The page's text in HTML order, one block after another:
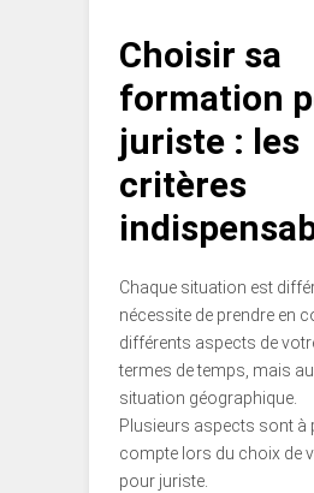
Choisir sa
formation
juriste : les
critères
Chaque situation est
nécessite de prendre en
différents aspects de
termes de temps, mais
situation géographique.
Plusieurs aspects sont à
compte lors du choix de
pour juriste.